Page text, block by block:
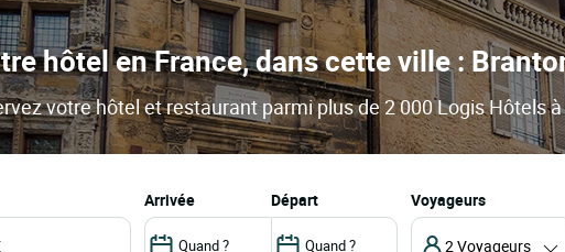
hôtel en France, dans cette ville :
votre hôtel et restaurant parmi plus de 2 000 Logis Hôtels
arrivée départ Voyageurs
2 Voyageurs